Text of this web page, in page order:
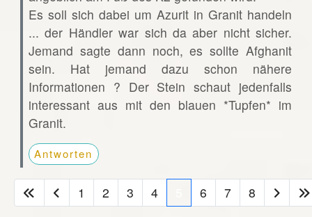
Es soll sich dabei um Azurit in Granit handeln
... der Händler war sich da aber nicht sicher.
Jemand sagte dann noch, es sollte Afghanit
sein. Hat jemand dazu schon nähere
Informationen ? Der Stein schaut jedenfalls
interessant aus mit den blauen *Tupfen* im
Granit.
Antworten
1 2 3 4 6 7 8